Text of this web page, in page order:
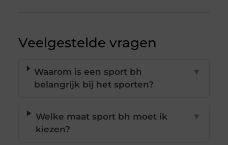
Veelgestelde vragen
Waarom is een sport bh
belangrijk bij het sporten?
▼
Welke maat sport bh moet ik
kiezen?
▼